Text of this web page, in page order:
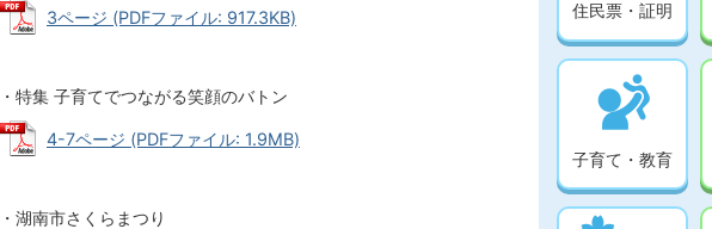
3ページ (PDFファイル: 917.3KB)
・特集 子育てでつながる笑顔のバトン
4-7ページ (PDFファイル: 1.9MB)
・湖南市さくらまつり
住民票・証明
子育て・教育